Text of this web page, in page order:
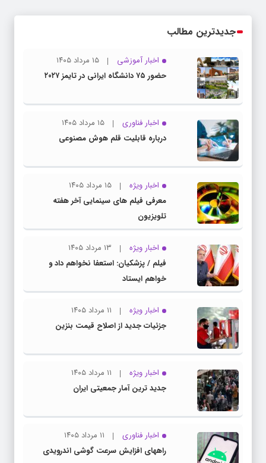
جدیدترین مطالب
اخبار آموزشی
۱۵ مرداد ۱۴۰۵
حضور ۷۵ دانشگاه ایرانی در تایمز ۲۰۲۷
اخبار فناوری
۱۵ مرداد ۱۴۰۵
درباره قابلیت قلم هوش مصنوعی
اخبار ویژه
۱۵ مرداد ۱۴۰۵
معرفی فیلم های سینمایی آخر هفته
تلویزیون
اخبار ویژه
۱۳ مرداد ۱۴۰۵
فیلم / پزشکیان: استعفا نخواهم داد و
خواهم ایستاد
اخبار ویژه
۱۱ مرداد ۱۴۰۵
جزئیات جدید از اصلاح قیمت بنزین
اخبار ویژه
۱۱ مرداد ۱۴۰۵
جدید ترین آمار جمعیتی ایران
اخبار فناوری
۱۱ مرداد ۱۴۰۵
راههای افزایش سرعت گوشی اندرویدی